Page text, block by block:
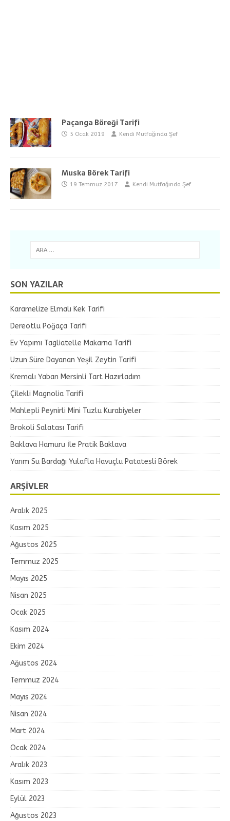
Paçanga Böreği Tarifi
5 Ocak 2019 Kendi Mutfağında Şef
Muska Börek Tarifi
19 Temmuz 2017 Kendi Mutfağında Şef
SON YAZILAR
Karamelize Elmalı Kek Tarifi
Dereotlu Poğaça Tarifi
Ev Yapımı Tagliatelle Makarna Tarifi
Uzun Süre Dayanan Yeşil Zeytin Tarifi
Kremalı Yaban Mersinli Tart Hazırladım
Çilekli Magnolia Tarifi
Mahlepli Peynirli Mini Tuzlu Kurabiyeler
Brokoli Salatası Tarifi
Baklava Hamuru İle Pratik Baklava
Yarım Su Bardağı Yulafla Havuçlu Patatesli Börek
ARŞIVLER
Aralık 2025
Kasım 2025
Ağustos 2025
Temmuz 2025
Mayıs 2025
Nisan 2025
Ocak 2025
Kasım 2024
Ekim 2024
Ağustos 2024
Temmuz 2024
Mayıs 2024
Nisan 2024
Mart 2024
Ocak 2024
Aralık 2023
Kasım 2023
Eylül 2023
Ağustos 2023